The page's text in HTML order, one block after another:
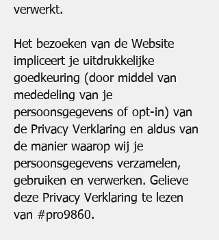
verwerkt.
Het bezoeken van de Website
impliceert je uitdrukkelijke
goedkeuring (door middel van
mededeling van je
persoonsgegevens of opt-in) van
de Privacy Verklaring en aldus van
de manier waarop wij je
persoonsgegevens verzamelen,
gebruiken en verwerken. Gelieve
deze Privacy Verklaring te lezen
van #pro9860.